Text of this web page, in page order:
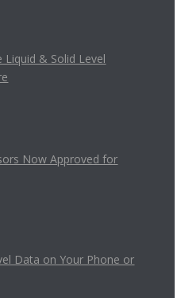
Liquid & Solid Level
Now Approved for
Data on Your Phone or